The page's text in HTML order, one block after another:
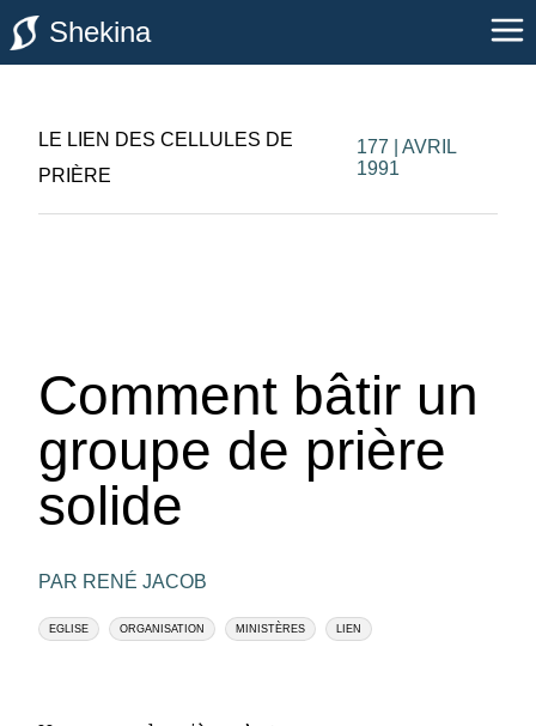
Shekina
LE LIEN DES CELLULES DE
PRIÈRE
177 | AVRIL
1991
Comment bâtir un
groupe de prière
solide
PAR RENÉ JACOB
EGLISE ORGANISATION MINISTÈRES LIEN